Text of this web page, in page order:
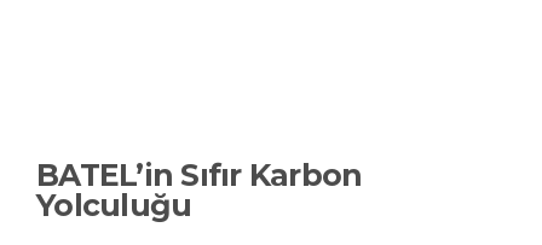
BATEL’in Sıfır Karbon
Yolculuğu